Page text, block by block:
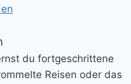
du fortgeschrittene
Reisen oder das